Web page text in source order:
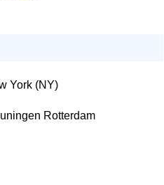
York (NY)
Rotterdam